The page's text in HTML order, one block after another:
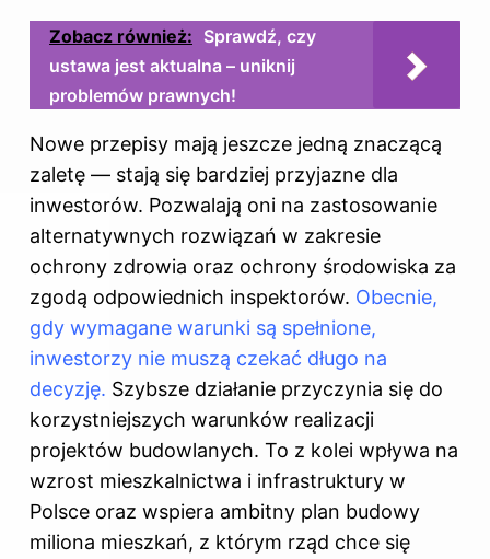
Zobacz również: Sprawdź, czy
ustawa jest aktualna – uniknij
problemów prawnych!
Nowe przepisy mają jeszcze jedną znaczącą
zaletę — stają się bardziej przyjazne dla
inwestorów. Pozwalają oni na zastosowanie
alternatywnych rozwiązań w zakresie
ochrony zdrowia oraz ochrony środowiska za
zgodą odpowiednich inspektorów. Obecnie,
gdy wymagane warunki są spełnione,
inwestorzy nie muszą czekać długo na
decyzję. Szybsze działanie przyczynia się do
korzystniejszych warunków realizacji
projektów budowlanych. To z kolei wpływa na
wzrost mieszkalnictwa i infrastruktury w
Polsce oraz wspiera ambitny plan budowy
miliona mieszkań, z którym rząd chce się